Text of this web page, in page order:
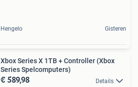
Hengelo Gisteren
Xbox Series X 1TB + Controller (Xbox
Series Spelcomputers)
€ 589,98 Details